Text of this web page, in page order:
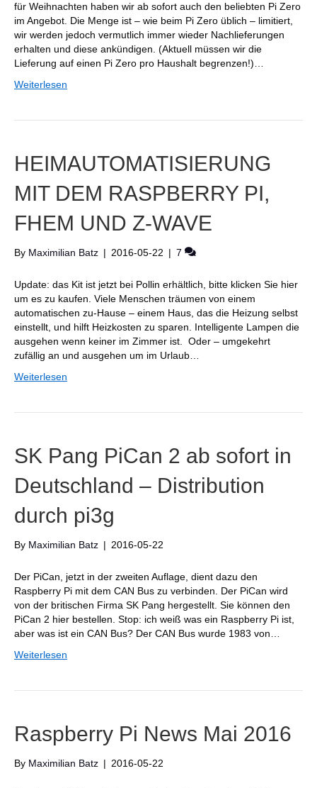
für Weihnachten haben wir ab sofort auch den beliebten Pi Zero
im Angebot. Die Menge ist – wie beim Pi Zero üblich – limitiert,
wir werden jedoch vermutlich immer wieder Nachlieferungen
erhalten und diese ankündigen. (Aktuell müssen wir die
Lieferung auf einen Pi Zero pro Haushalt begrenzen!)…
Weiterlesen
HEIMAUTOMATISIERUNG
MIT DEM RASPBERRY PI,
FHEM UND Z-WAVE
By Maximilian Batz | 2016-05-22 | 7
Update: das Kit ist jetzt bei Pollin erhältlich, bitte klicken Sie hier
um es zu kaufen. Viele Menschen träumen von einem
automatischen zu-Hause – einem Haus, das die Heizung selbst
einstellt, und hilft Heizkosten zu sparen. Intelligente Lampen die
ausgehen wenn keiner im Zimmer ist. Oder – umgekehrt
zufällig an und ausgehen um im Urlaub…
Weiterlesen
SK Pang PiCan 2 ab sofort in
Deutschland – Distribution
durch pi3g
By Maximilian Batz | 2016-05-22
Der PiCan, jetzt in der zweiten Auflage, dient dazu den
Raspberry Pi mit dem CAN Bus zu verbinden. Der PiCan wird
von der britischen Firma SK Pang hergestellt. Sie können den
PiCan 2 hier bestellen. Stop: ich weiß was ein Raspberry Pi ist,
aber was ist ein CAN Bus? Der CAN Bus wurde 1983 von…
Weiterlesen
Raspberry Pi News Mai 2016
By Maximilian Batz | 2016-05-22